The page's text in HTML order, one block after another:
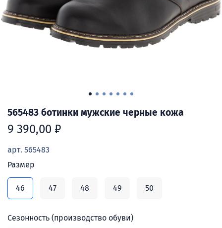
арт. 565483
565483 ботинки мужские черные кожа
9 390,00 ₽
Размер
46 47 48 49 50
Сезонность (производство обуви)